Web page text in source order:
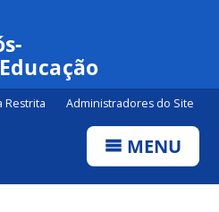
Restrita Administradores do Site
MENU